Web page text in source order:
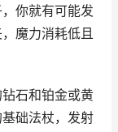
你就有可能发
魔力消耗低且
石和铂金或黄
础法杖，发射